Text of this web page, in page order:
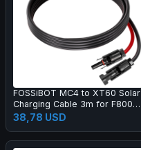
FOSSiBOT MC4 to XT60 Solar
Charging Cable 3m for F800
F1200 F1800
38,78 USD